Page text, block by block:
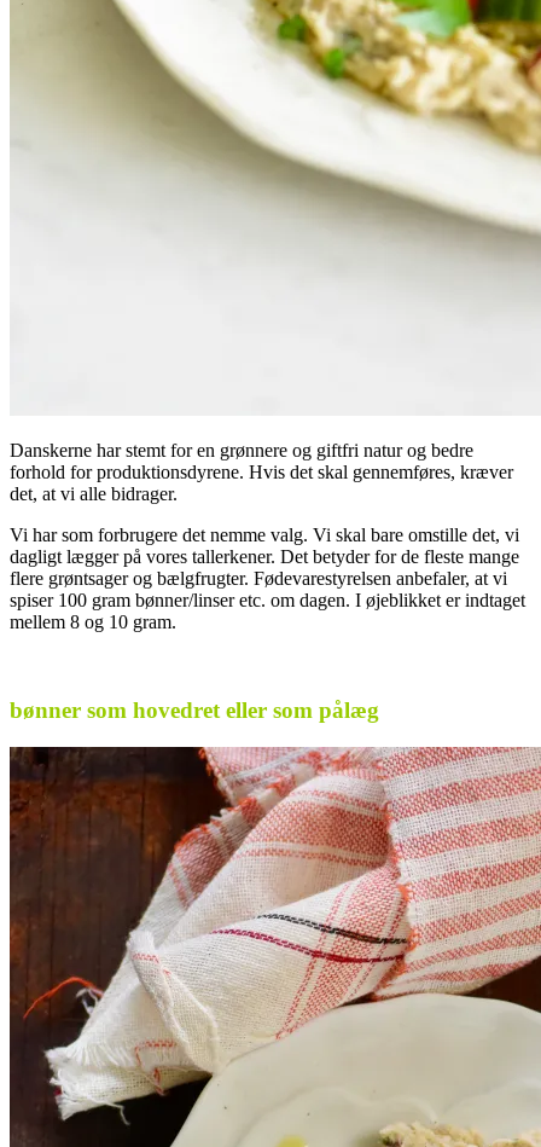
Danskerne har stemt for en grønnere og giftfri natur og bedre
forhold for produktionsdyrene. Hvis det skal gennemføres, kræver
det, at vi alle bidrager.
Vi har som forbrugere det nemme valg. Vi skal bare omstille det, vi
dagligt lægger på vores tallerkener. Det betyder for de fleste mange
flere grøntsager og bælgfrugter. Fødevarestyrelsen anbefaler, at vi
spiser 100 gram bønner/linser etc. om dagen. I øjeblikket er indtaget
mellem 8 og 10 gram.
bønner som hovedret eller som pålæg